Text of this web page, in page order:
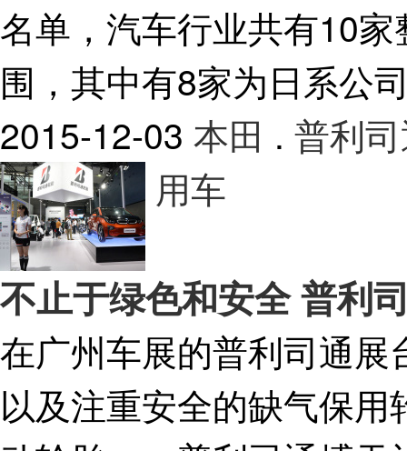
名单，汽车行业共有10
围，其中有8家为日系公
2015-12-03 本田 . 普利
用车
不止于绿色和安全 普利
在广州车展的普利司通
以及注重安全的缺气保